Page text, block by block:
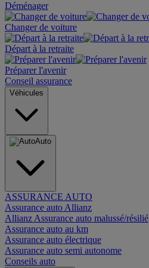
Déménager
Changer de voiture
Départ à la retraite
Préparer l'avenir
Conseil assurance
Véhicules
Auto
ASSURANCE AUTO
Assurance auto Allianz
Allianz Assurance auto malussé/résilié
Assurance auto au km
Assurance auto électrique
Assurance auto semi autonome
Conseils auto